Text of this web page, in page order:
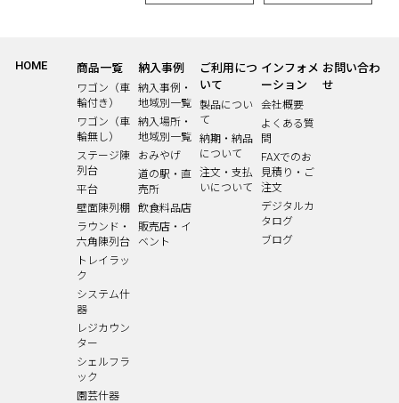
HOME 商品一覧
ワゴン（車
輪付き）
ワゴン（車
輪無し）
ステージ陳
列台
平台
壁面陳列棚
ラウンド・
六角陳列台
トレイラッ
ク
システム什
器
レジカウン
ター
シェルフラ
ック
園芸什器
納入事例
納入事例・
地域別一覧
納入場所・
地域別一覧
おみやげ
道の駅・直
売所
飲食料品店
販売店・イ
ベント
ご利用につ
いて
製品につい
て
納期・納品
について
注文・支払
いについて
インフォメ
ーション
会社概要
よくある質
問
FAXでのお
見積り・ご
注文
デジタルカ
タログ
ブログ
お問い合わ
せ